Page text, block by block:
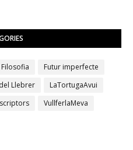
Filosofia
Futur imperfecte
Llebrer
LaTortugaAvui
VullferlaMeva